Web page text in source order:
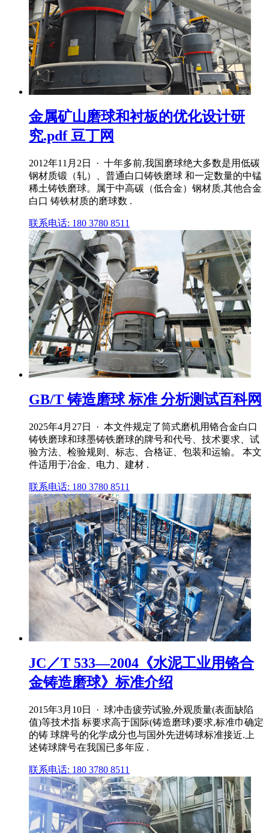
金属矿山磨球和衬板的优化设计研
究.pdf 豆丁网
2012年11月2日 · 十年多前,我国磨球绝大多数是用低碳
钢材质锻（轧）、普通白口铸铁磨球 和一定数量的中锰
稀土铸铁磨球。属于中高碳（低合金）钢材质,其他合金
白口 铸铁材质的磨球数 .
联系电话: 180 3780 8511
GB/T 铸造磨球 标准 分析测试百科网
2025年4月27日 · 本文件规定了筒式磨机用铬合金白口
铸铁磨球和球墨铸铁磨球的牌号和代号、技术要求、试
验方法、检验规则、标志、合格证、包装和运输。 本文
件适用于冶金、电力、建材 .
联系电话: 180 3780 8511
JC／T 533—2004《水泥工业用铬合
金铸造磨球》标准介绍
2015年3月10日 · 球冲击疲劳试验,外观质量(表面缺陷
值)等技术指 标要求高于国际(铸造磨球)要求,标准巾确定
的铸 球牌号的化学成分也与国外先进铸球标准接近.上
述铸球牌号在我国已多年应 .
联系电话: 180 3780 8511